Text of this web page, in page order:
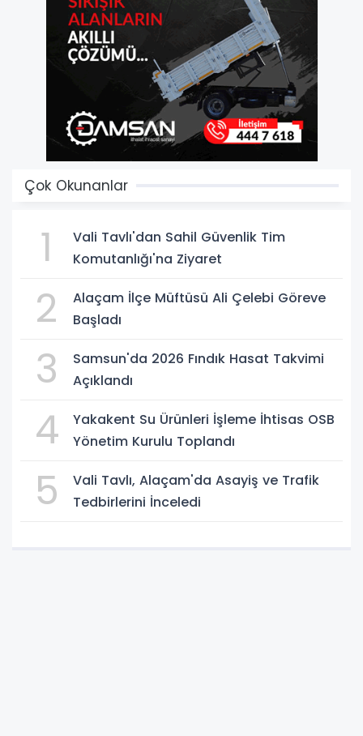
Çok Okunanlar
1
Vali Tavlı'dan Sahil Güvenlik Tim
Komutanlığı'na Ziyaret
2
Alaçam İlçe Müftüsü Ali Çelebi Göreve
Başladı
3
Samsun'da 2026 Fındık Hasat Takvimi
Açıklandı
4
Yakakent Su Ürünleri İşleme İhtisas OSB
Yönetim Kurulu Toplandı
5
Vali Tavlı, Alaçam'da Asayiş ve Trafik
Tedbirlerini İnceledi